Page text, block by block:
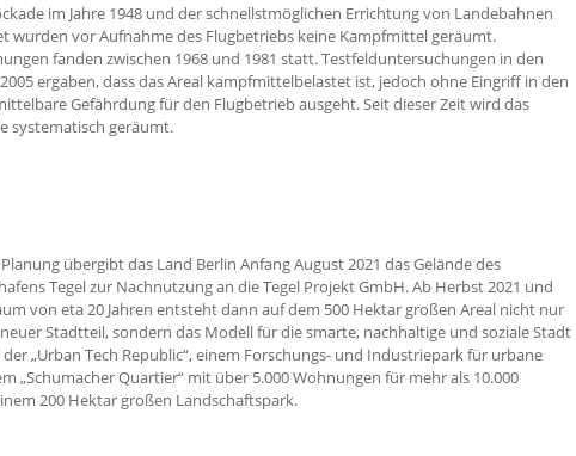
im Jahre 1948 und der schnellstmöglichen Errichtung von Landebahnen
wurden vor Aufnahme des Flugbetriebs keine Kampfmittel geräumt.
fanden zwischen 1968 und 1981 statt. Testfelduntersuchungen in den
ergaben, dass das Areal kampfmittelbelastet ist, jedoch ohne Eingriff in den
Gefährdung für den Flugbetrieb ausgeht. Seit dieser Zeit wird das
systematisch geräumt.
übergibt das Land Berlin Anfang August 2021 das Gelände des
Tegel zur Nachnutzung an die Tegel Projekt GmbH. Ab Herbst 2021 und
von eta 20 Jahren entsteht dann auf dem 500 Hektar großen Areal nicht nur
Stadtteil, sondern das Modell für die smarte, nachhaltige und soziale Stadt
„Urban Tech Republic“, einem Forschungs- und Industriepark für urbane
„Schumacher Quartier“ mit über 5.000 Wohnungen für mehr als 10.000
200 Hektar großen Landschaftspark.